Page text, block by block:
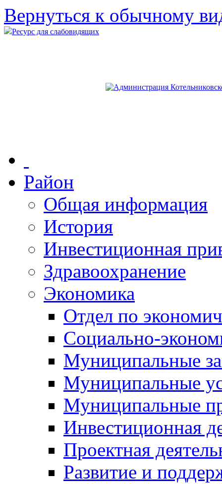
Вернуться к обычному
Ресурс для слабовидящих
Район
Общая информация
История
Инвестиционная
Здравоохранение
Экономика
Отдел по
Социально-
Муниципальные
Муниципальные
Муниципальные
Инвестиционная
Проектная
Развитие и